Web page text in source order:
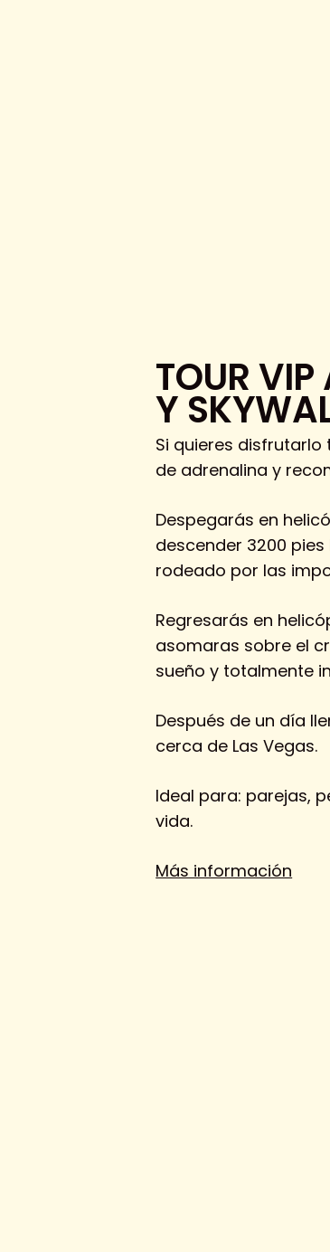
TOUR VIP
Y
Si quieres disfrutarlo
de adrenalina y
Despegarás en
descender 3200
rodeado por las
Regresarás en
asomaras sobre el
sueño y totalmente
Después de un día
cerca de Las Vegas.
Ideal para: parejas,
vida.
Más información